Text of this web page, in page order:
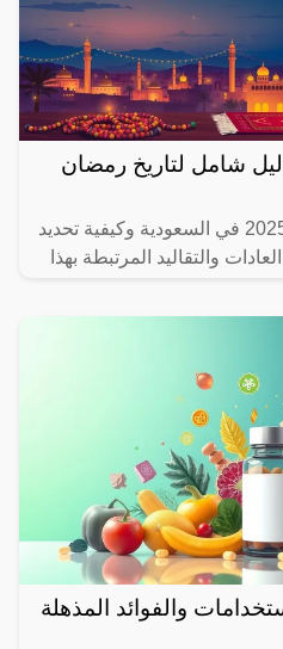
2025؟ دليل شامل لتاريخ رمضان
اكتشف متى يبدأ رمضان 2025 في السعودية وكيفية تحديد
والتقاليد المرتبطة بهذا
والفوائد المذهلة